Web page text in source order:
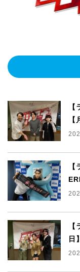
【
日】